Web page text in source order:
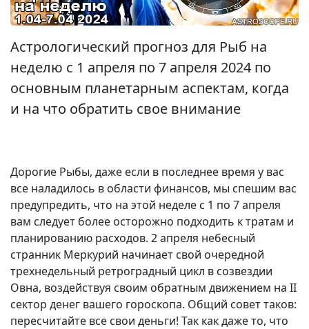
Астрологический прогноз для Рыб на
неделю с 1 апреля по 7 апреля 2024 по
основным планетарным аспектам, когда
и на что обратить свое внимание
Дорогие Рыбы, даже если в последнее время у вас
все наладилось в области финансов, мы спешим вас
предупредить, что на этой неделе с 1 по 7 апреля
вам следует более осторожно подходить к тратам и
планированию расходов. 2 апреля небесный
странник Меркурий начинает свой очередной
трехнедельный ретроградный цикл в созвездии
Овна, воздействуя своим обратным движением на II
сектор денег вашего гороскопа. Общий совет таков:
пересчитайте все свои деньги! Так как даже то, что